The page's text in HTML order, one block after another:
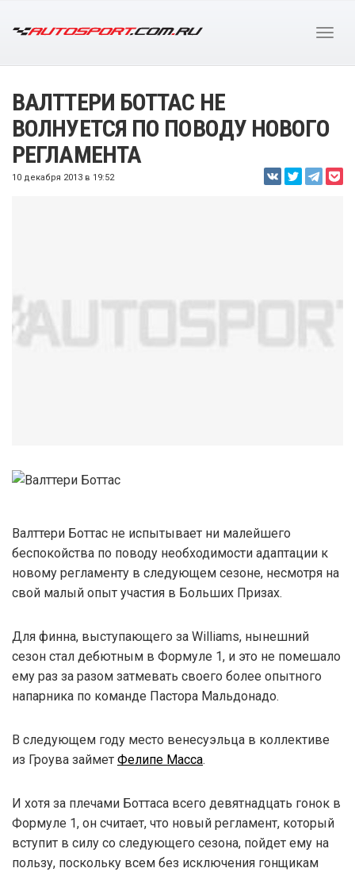
ВАЛТТЕРИ БОТТАС НЕ
ВОЛНУЕТСЯ ПО ПОВОДУ НОВОГО
РЕГЛАМЕНТА
10 декабря 2013 в 19:52
Валттери Боттас не испытывает ни малейшего
беспокойства по поводу необходимости адаптации к
новому регламенту в следующем сезоне, несмотря на
свой малый опыт участия в Больших Призах.
Для финна, выступающего за Williams, нынешний
сезон стал дебютным в Формуле 1, и это не помешало
ему раз за разом затмевать своего более опытного
напарника по команде Пастора Мальдонадо.
В следующем году место венесуэльца в коллективе
из Гроува займет Фелипе Масса.
И хотя за плечами Боттаса всего девятнадцать гонок в
Формуле 1, он считает, что новый регламент, который
вступит в силу со следующего сезона, пойдет ему на
пользу, поскольку всем без исключения гонщикам